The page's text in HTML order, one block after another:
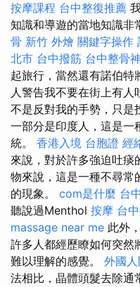
按摩課程 台中整復推薦
知識和導遊的當地知識非
骨 新竹 外燴 關鍵字操作
北市 台中撥筋 台中整骨
起旅行，當然還有諾伯特
人警告我不要在街上有人
不是反對我的手勢，只是
一部分是印度人，這是一
統。 香港入境 台胞證 經
來說，對於許多強迫吐痰
物來說，這是一種不尋常
的現象。 com是什麼 台
聽說過Menthol 按摩 台
massage near me 此外
許多人都經歷瞭如何突然
難以理解的感覺。 外國
法相比，晶體頭髮去除通